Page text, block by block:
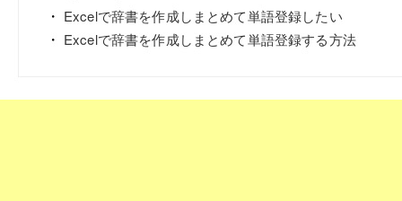
Excelで辞書を作成しまとめて単語登録したい
Excelで辞書を作成しまとめて単語登録する方法